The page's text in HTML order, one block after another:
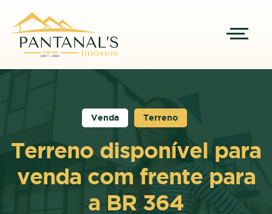
Venda Terreno
Terreno disponível para
venda com frente para
a BR 364